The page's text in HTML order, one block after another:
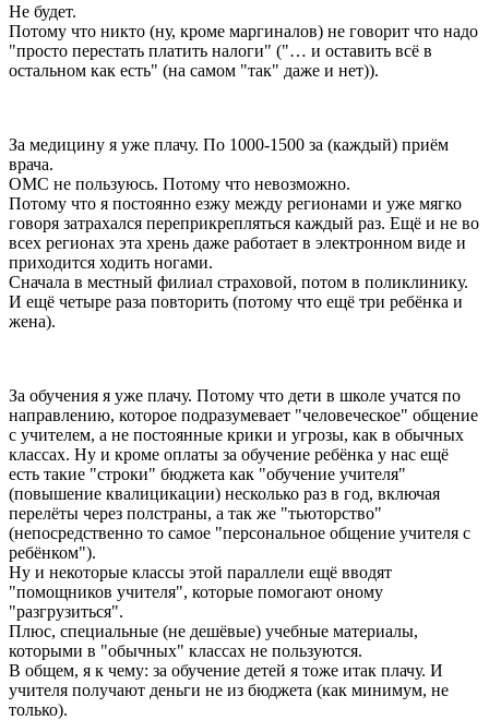
Не будет.
Потому что никто (ну, кроме маргиналов) не говорит что надо
"просто перестать платить налоги" ("… и оставить всё в
остальном как есть" (на самом "так" даже и нет)).
За медицину я уже плачу. По 1000-1500 за (каждый) приём
врача.
ОМС не пользуюсь. Потому что невозможно.
Потому что я постоянно езжу между регионами и уже мягко
говоря затрахался переприкрепляться каждый раз. Ещё и не во
всех регионах эта хрень даже работает в электронном виде и
приходится ходить ногами.
Сначала в местный филиал страховой, потом в поликлинику.
И ещё четыре раза повторить (потому что ещё три ребёнка и
жена).
За обучения я уже плачу. Потому что дети в школе учатся по
направлению, которое подразумевает "человеческое" общение
с учителем, а не постоянные крики и угрозы, как в обычных
классах. Ну и кроме оплаты за обучение ребёнка у нас ещё
есть такие "строки" бюджета как "обучение учителя"
(повышение квалицикации) несколько раз в год, включая
перелёты через полстраны, а так же "тьюторство"
(непосредственно то самое "персональное общение учителя с
ребёнком").
Ну и некоторые классы этой параллели ещё вводят
"помощников учителя", которые помогают оному
"разгрузиться".
Плюс, специальные (не дешёвые) учебные материалы,
которыми в "обычных" классах не пользуются.
В общем, я к чему: за обучение детей я тоже итак плачу. И
учителя получают деньги не из бюджета (как минимум, не
только).